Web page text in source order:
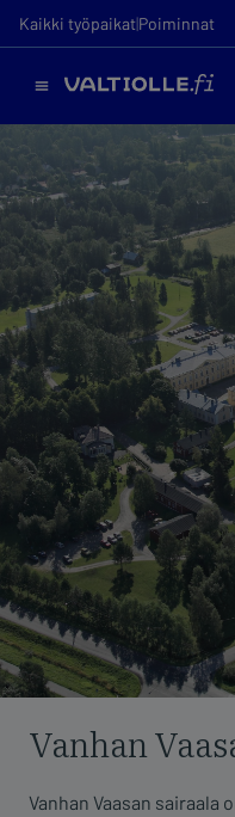
Vanhan
Vanhan Vaasan sairaala